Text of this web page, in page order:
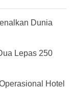
Dunia
Lepas 250
Hotel